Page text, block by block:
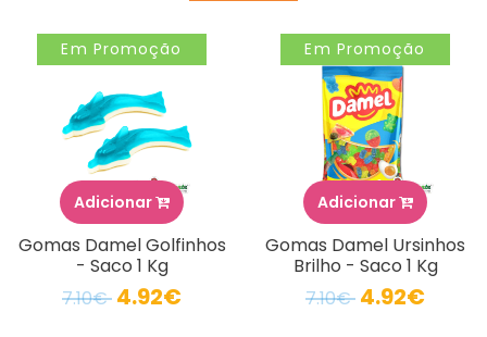
Em Promoção
Adicionar
Gomas Damel Golfinhos
- Saco 1 Kg
7.10€ 4.92€
Em Promoção
Adicionar
Gomas Damel Ursinhos
Brilho - Saco 1 Kg
7.10€ 4.92€